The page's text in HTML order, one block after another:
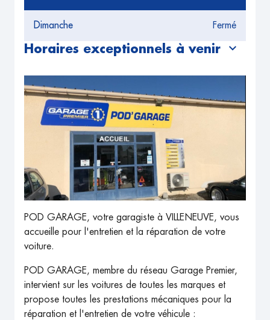
Dimanche Fermé
Horaires exceptionnels à venir
POD GARAGE, votre garagiste à VILLENEUVE, vous
accueille pour l'entretien et la réparation de votre
voiture.
POD GARAGE, membre du réseau Garage Premier,
intervient sur les voitures de toutes les marques et
propose toutes les prestations mécaniques pour la
réparation et l'entretien de votre véhicule :